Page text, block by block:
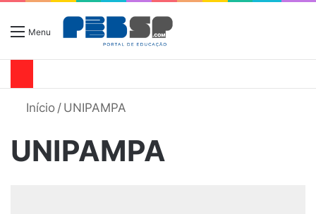
Menu
Início / UNIPAMPA
UNIPAMPA